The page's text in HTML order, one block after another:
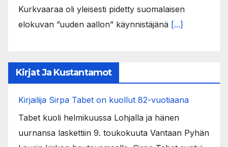
Kurkvaaraa oli yleisesti pidetty suomalaisen
elokuvan ”uuden aallon” käynnistäjänä [...]
Kirjat Ja Kustantamot
Kirjailija Sirpa Tabet on kuollut 82-vuotiaana
Tabet kuoli helmikuussa Lohjalla ja hänen
uurnansa laskettiin 9. toukokuuta Vantaan Pyhän